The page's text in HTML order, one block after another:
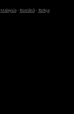
Malaysia- Română- Türkçe